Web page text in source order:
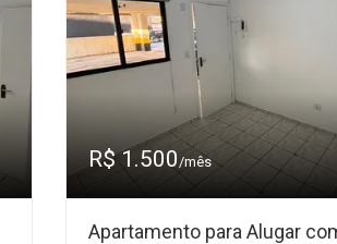
R$ 1.500/mês
Apartamento para Alugar